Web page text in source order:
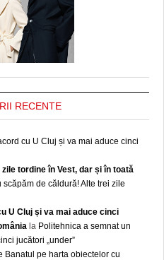
RECENTE
cu U Cluj și va mai aduce cinci
tordine în Vest, dar și în toată
scăpăm de căldură! Alte trei zile
U Cluj și va mai aduce cinci
la Politehnica a semnat un
jucători „under”
Banatul pe harta obiectelor cu